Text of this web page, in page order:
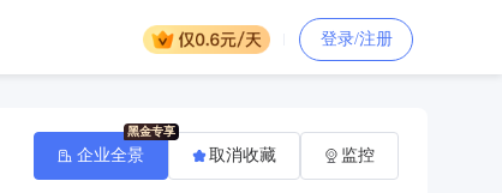
登录/注册
企业全景 取消收藏 监控